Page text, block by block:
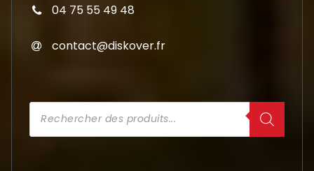
04 75 55 49 48
contact@diskover.fr
Recherche
de